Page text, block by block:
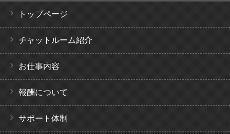
トップページ
チャットルーム紹介
お仕事内容
報酬について
サポート体制